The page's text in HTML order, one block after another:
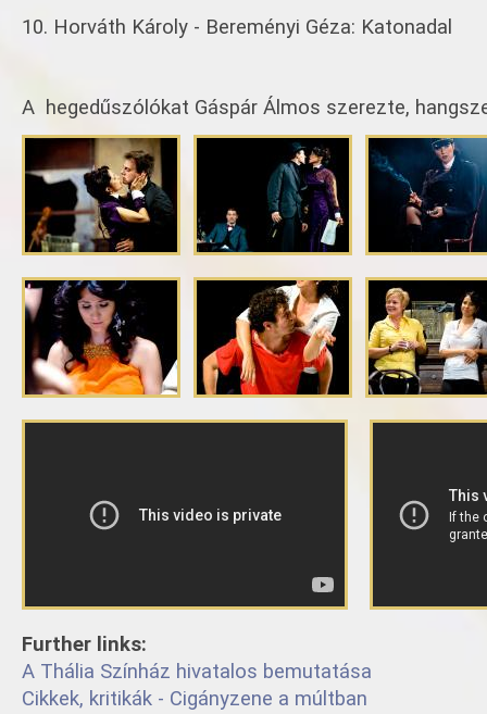
10. Horváth Károly - Bereményi Géza: Katonadal
A hegedűszólókat Gáspár Álmos szerezte,
Further links:
A Thália Színház hivatalos bemutatása
Cikkek, kritikák - Cigányzene a múltban